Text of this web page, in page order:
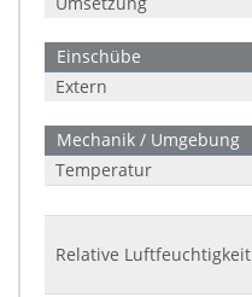
Einschübe
Extern
Mechanik / Umgebung
Temperatur
Relative Luftfeuchtigkeit